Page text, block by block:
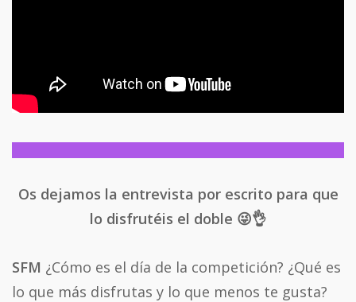
Os dejamos la entrevista por escrito para que
lo disfrutéis el doble 😜👌
SFM ¿Cómo es el día de la competición? ¿Qué es
lo que más disfrutas y lo que menos te gusta?